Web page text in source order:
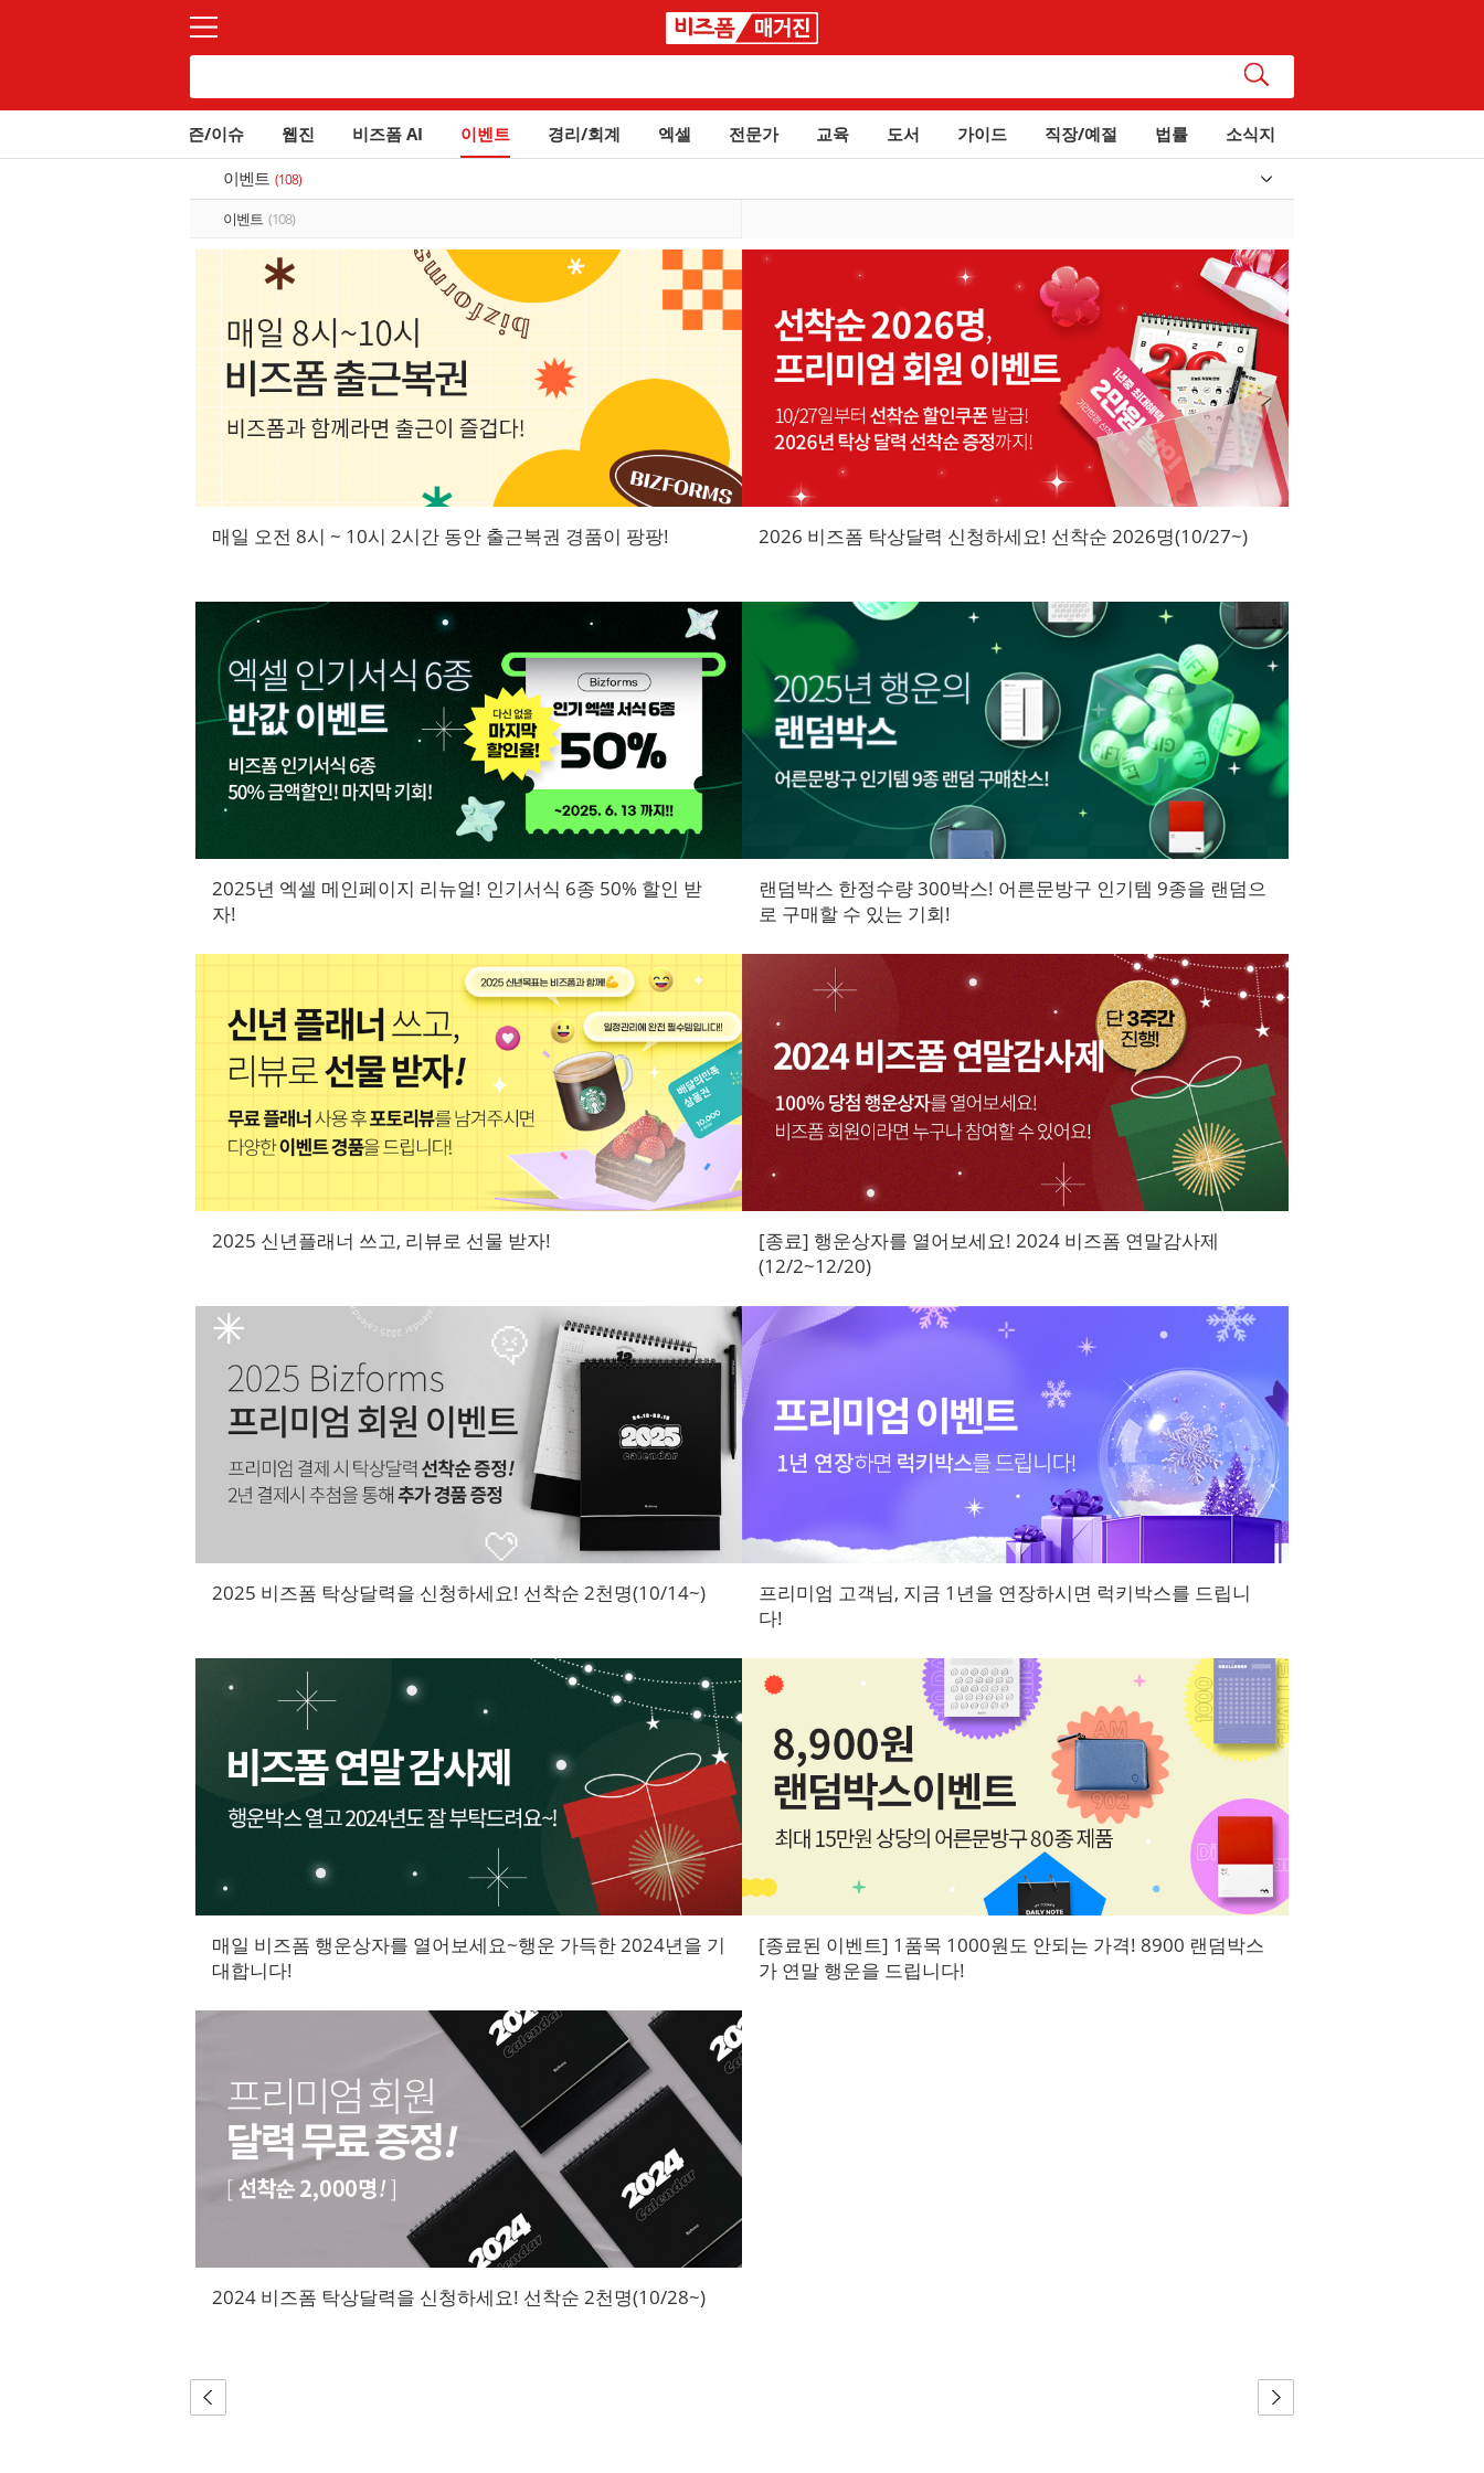
시즌/이슈 웹진 비즈폼 AI 이벤트 경리/회계 엑셀 전문가 교육 도서 가이드 직장/예절 법률 소식지
이벤트 (108)
이벤트 (108)
매일 오전 8시 ~ 10시 2시간 동안 출근복권 경품이 팡팡! 2026 비즈폼 탁상달력 신청하세요! 선착순 2026명(10/27~)
2025년 엑셀 메인페이지 리뉴얼! 인기서식 6종 50% 할인 받
자!
랜덤박스 한정수량 300박스! 어른문방구 인기템 9종을 랜덤으
로 구매할 수 있는 기회!
2025 신년플래너 쓰고, 리뷰로 선물 받자!
[종료] 행운상자를 열어보세요! 2024 비즈폼 연말감사제
(12/2~12/20)
2025 비즈폼 탁상달력을 신청하세요! 선착순 2천명(10/14~)
프리미엄 고객님, 지금 1년을 연장하시면 럭키박스를 드립니
다!
매일 비즈폼 행운상자를 열어보세요~행운 가득한 2024년을 기
대합니다!
[종료된 이벤트] 1품목 1000원도 안되는 가격! 8900 랜덤박스
가 연말 행운을 드립니다!
2024 비즈폼 탁상달력을 신청하세요! 선착순 2천명(10/28~)